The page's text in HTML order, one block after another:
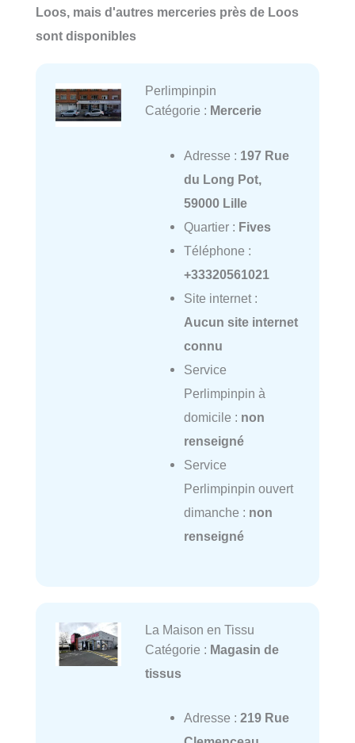
Loos, mais d'autres merceries près de Loos
sont disponibles
Perlimpinpin
Catégorie : Mercerie
Adresse : 197 Rue
du Long Pot,
59000 Lille
Quartier : Fives
Téléphone :
+33320561021
Site internet :
Aucun site internet
connu
Service
Perlimpinpin à
domicile : non
renseigné
Service
Perlimpinpin ouvert
dimanche : non
renseigné
La Maison en Tissu
Catégorie : Magasin de
tissus
Adresse : 219 Rue